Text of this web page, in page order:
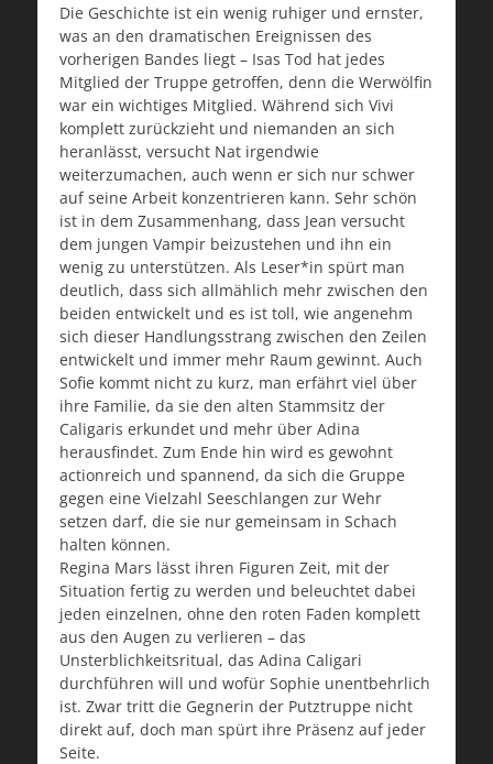
Die Geschichte ist ein wenig ruhiger und ernster,
was an den dramatischen Ereignissen des
vorherigen Bandes liegt – Isas Tod hat jedes
Mitglied der Truppe getroffen, denn die Werwölfin
war ein wichtiges Mitglied. Während sich Vivi
komplett zurückzieht und niemanden an sich
heranlässt, versucht Nat irgendwie
weiterzumachen, auch wenn er sich nur schwer
auf seine Arbeit konzentrieren kann. Sehr schön
ist in dem Zusammenhang, dass Jean versucht
dem jungen Vampir beizustehen und ihn ein
wenig zu unterstützen. Als Leser*in spürt man
deutlich, dass sich allmählich mehr zwischen den
beiden entwickelt und es ist toll, wie angenehm
sich dieser Handlungsstrang zwischen den Zeilen
entwickelt und immer mehr Raum gewinnt. Auch
Sofie kommt nicht zu kurz, man erfährt viel über
ihre Familie, da sie den alten Stammsitz der
Caligaris erkundet und mehr über Adina
herausfindet. Zum Ende hin wird es gewohnt
actionreich und spannend, da sich die Gruppe
gegen eine Vielzahl Seeschlangen zur Wehr
setzen darf, die sie nur gemeinsam in Schach
halten können.
Regina Mars lässt ihren Figuren Zeit, mit der
Situation fertig zu werden und beleuchtet dabei
jeden einzelnen, ohne den roten Faden komplett
aus den Augen zu verlieren – das
Unsterblichkeitsritual, das Adina Caligari
durchführen will und wofür Sophie unentbehrlich
ist. Zwar tritt die Gegnerin der Putztruppe nicht
direkt auf, doch man spürt ihre Präsenz auf jeder
Seite.